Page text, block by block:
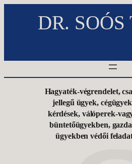
tartalomhozDR.
Hagyaték-végrendelet,
jellegű ügyek,
kérdések, válóperek-
büntetőügyekben,
ügyekben védői